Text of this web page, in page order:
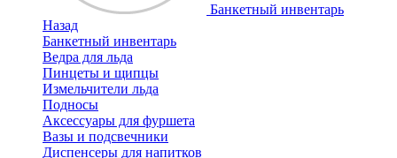
Банкетный инвентарь
Назад
Банкетный инвентарь
Ведра для льда
Пинцеты и щипцы
Измельчители льда
Подносы
Аксессуары для фуршета
Вазы и подсвечники
Диспенсеры для напитков